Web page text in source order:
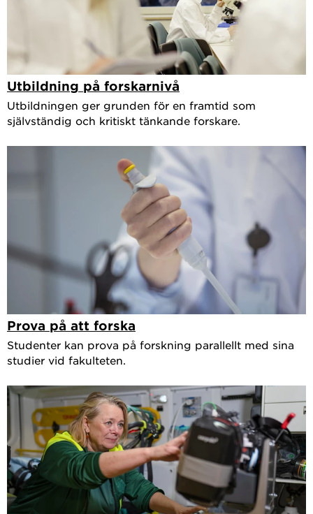
Utbildning på forskarnivå
Utbildningen ger grunden för en framtid som
självständig och kritiskt tänkande forskare.
Prova på att forska
Studenter kan prova på forskning parallellt med sina
studier vid fakulteten.